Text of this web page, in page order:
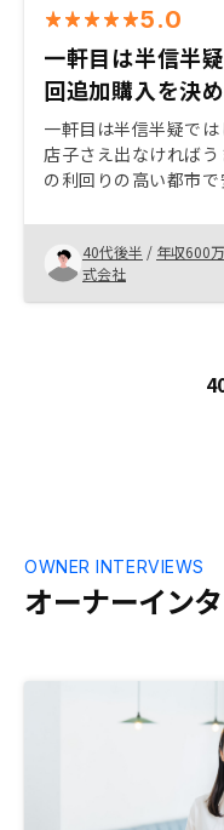
5.0
一軒目は半信半
回追加購入を決
一軒目は半信半疑で
店子さえ出なければ
の利回りの高い都市
特にないが、一般的
るようにすれば良い
40代後半 / 年収600
式会社
オーナーイン
OWNER INTERVIEWS